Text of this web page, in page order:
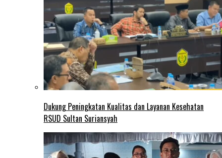
Dukung Peningkatan Kualitas dan Layanan Kesehatan
RSUD Sultan Suriansyah